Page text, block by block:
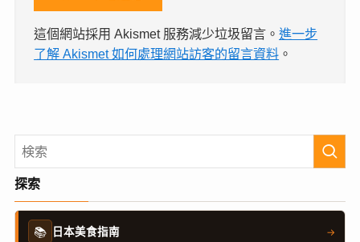
這個網站採用 Akismet 服務減少垃圾留言。進一步
了解 Akismet 如何處理網站訪客的留言資料 。
探索
📚 日本美食指南 →